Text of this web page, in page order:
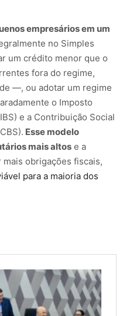
empresários em um
no Simples
um crédito menor que o
fora do regime,
—, ou adotar um regime
o Imposto
e a Contribuição Social
Esse modelo
mais altos e a
obrigações fiscais,
para a maioria dos